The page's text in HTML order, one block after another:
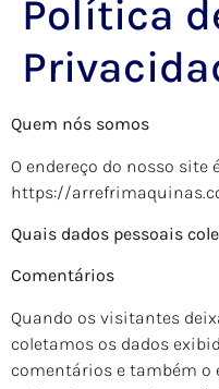
Política
Quem nós somos
O endereço do nosso site
https://
Quais dados pessoais
Comentários
Quando os visitantes
coletamos os dados
comentários e também o